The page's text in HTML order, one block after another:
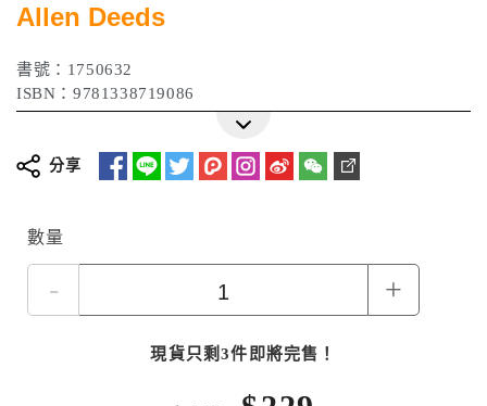
Allen Deeds
書號：1750632
ISBN：9781338719086
分享
數量
- +
現貨只剩3件即將完售！